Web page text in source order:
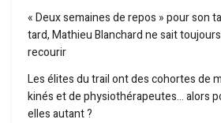
« Deux semaines de repos » pour son
tard, Mathieu Blanchard ne sait
recourir
Les élites du trail ont des cohortes de
kinés et de physiothérapeutes… alors
elles autant ?